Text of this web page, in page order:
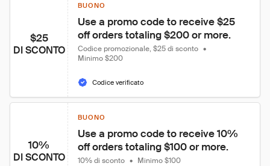
$25
DI SCONTO
BUONO
Use a promo code to receive $25
off orders totaling $200 or more.
Codice promozionale, $25 di sconto •
Minimo $200
Codice verificato
10%
DI SCONTO
BUONO
Use a promo code to receive 10%
off orders totaling $100 or more.
10% di sconto • Minimo $100